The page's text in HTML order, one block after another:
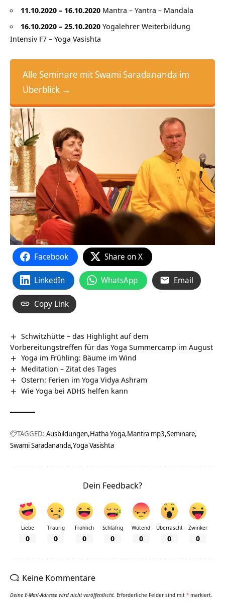
11.10.2020 – 16.10.2020 Mantra – Yantra – Mandala
16.10.2020 – 25.10.2020 Yogalehrer Weiterbildung
Intensiv F7 – Yoga Vasishta
Alle Seminare mit Swami Saradananda im
Überblick →
Facebook Share on X
LinkedIn WhatsApp Email
Copy Link
Schwitzhütte – das Highlight auf dem
Vorbereitungstreffen für das Yoga Summercamp im August
Yoga im Frühling: Bäume im Wind
Meditation – Zitat des Tages
Ostern: Ferien im Yoga Vidya Ashram
Wie Yoga bei ADHS helfen kann
TAGGED: Ausbildungen Hatha Yoga Mantra mp3 Seminare
Swami Saradananda Yoga Vasishta
Dein Feedback?
Liebe
0
Traurig
0
Fröhlich
0
Schläfrig
0
Wütend
0
Überrascht
0
Zwinker
0
Keine Kommentare
Deine E-Mail-Adresse wird nicht veröffentlicht. Erforderliche Felder sind mit * markiert.